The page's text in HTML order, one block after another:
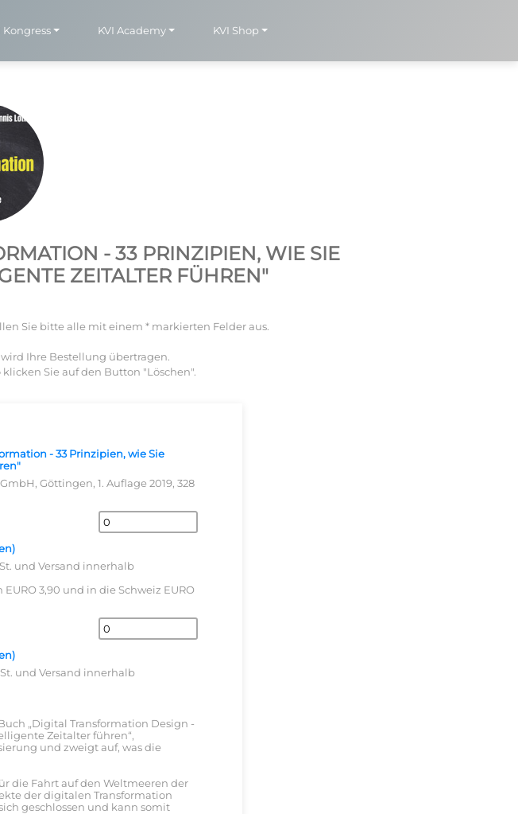
Kongress KVI Academy KVI Shop
- 33 PRINZIPIEN, WIE SIE
ZEITALTER FÜHREN"
Sie bitte alle mit einem * markierten Felder aus.
Ihre Bestellung übertragen.
Sie auf den Button "Löschen".
- 33 Prinzipien, wie Sie
Göttingen, 1. Auflage 2019, 328
und Versand innerhalb
3,90 und in die Schweiz EURO
und Versand innerhalb
„Digital Transformation Design -
Zeitalter führen“,
und zweigt auf, was die
die Fahrt auf den Weltmeeren der
der digitalen Transformation
geschlossen und kann somit